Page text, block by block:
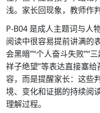
浅。家长回现象，教师作判
P-B04 是成人主题词与人
阅读中很容易提前讲满的
会黑暗”“个人奋斗失败”“
祥子绝望”等表达直接塞
容，而是提醒家长：这些
境、变化和证据的持续阅
理解过程。